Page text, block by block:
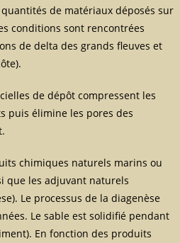
de matériaux déposés sur
conditions sont rencontrées
de delta des grands fleuves et
de dépôt compressent les
puis élimine les pores des
chimiques naturels marins ou
que les adjuvant naturels
Le processus de la diagenèse
Le sable est solidifié pendant
En fonction des produits